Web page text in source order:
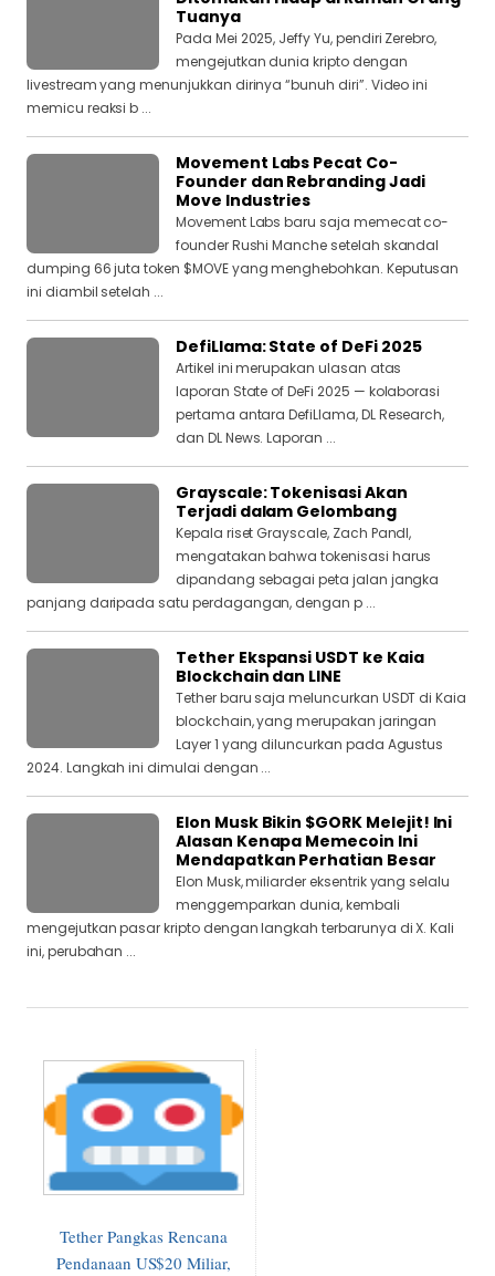
Tuanya
Pada Mei 2025, Jeffy Yu, pendiri Zerebro,
mengejutkan dunia kripto dengan
livestream yang menunjukkan dirinya “bunuh diri”. Video ini
memicu reaksi b ...
Movement Labs Pecat Co-
Founder dan Rebranding Jadi
Move Industries
Movement Labs baru saja memecat co-
founder Rushi Manche setelah skandal
dumping 66 juta token $MOVE yang menghebohkan. Keputusan
ini diambil setelah ...
DefiLlama: State of DeFi 2025
Artikel ini merupakan ulasan atas
laporan State of DeFi 2025 — kolaborasi
pertama antara DefiLlama, DL Research,
dan DL News. Laporan ...
Grayscale: Tokenisasi Akan
Terjadi dalam Gelombang
Kepala riset Grayscale, Zach Pandl,
mengatakan bahwa tokenisasi harus
dipandang sebagai peta jalan jangka
panjang daripada satu perdagangan, dengan p ...
Tether Ekspansi USDT ke Kaia
Blockchain dan LINE
Tether baru saja meluncurkan USDT di Kaia
blockchain, yang merupakan jaringan
Layer 1 yang diluncurkan pada Agustus
2024. Langkah ini dimulai dengan ...
Elon Musk Bikin $GORK Melejit! Ini
Alasan Kenapa Memecoin Ini
Mendapatkan Perhatian Besar
Elon Musk, miliarder eksentrik yang selalu
menggemparkan dunia, kembali
mengejutkan pasar kripto dengan langkah terbarunya di X. Kali
ini, perubahan ...
Tether Pangkas Rencana
Pendanaan US$20 Miliar,